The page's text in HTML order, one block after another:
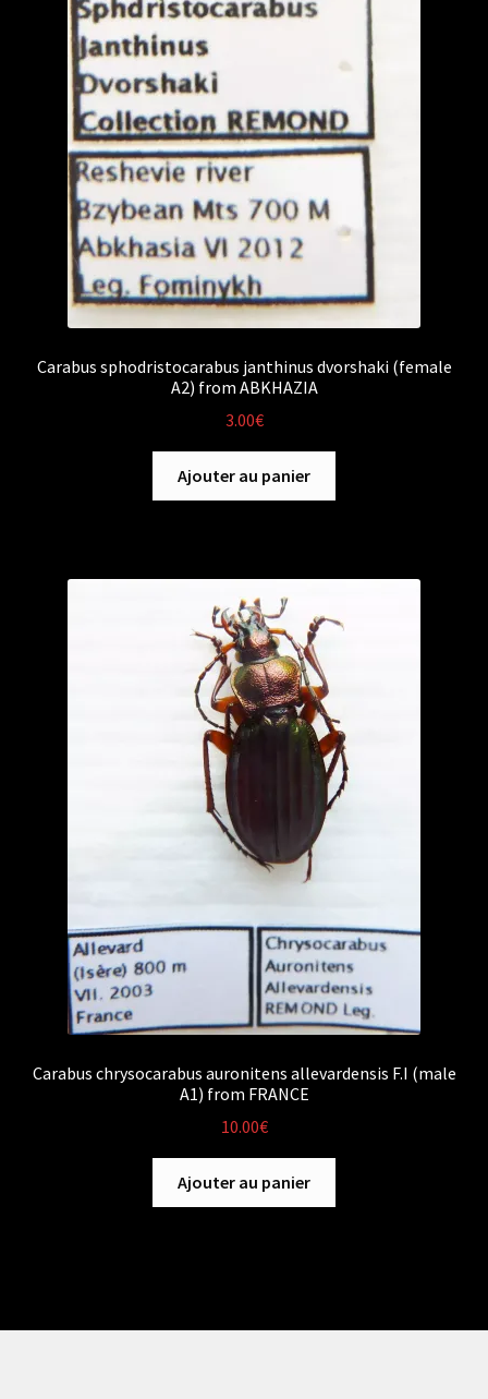
Carabus sphodristocarabus janthinus dvorshaki (female
A2) from ABKHAZIA
3.00€
Ajouter au panier
Carabus chrysocarabus auronitens allevardensis F.I (male
A1) from FRANCE
10.00€
Ajouter au panier